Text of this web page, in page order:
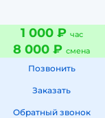
1 000 ₽ час
8 000 ₽ смена
Позвонить
Заказать
Обратный звонок